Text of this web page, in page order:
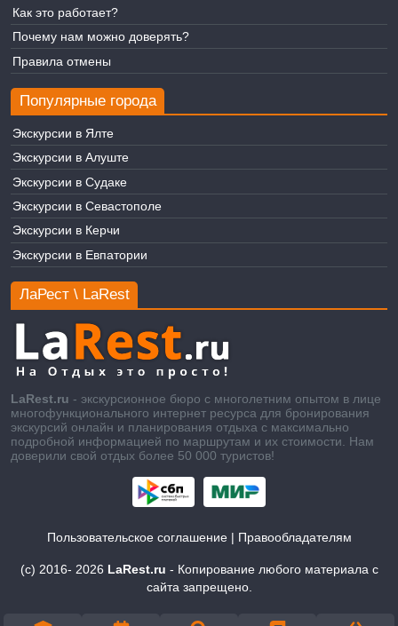
Как это работает?
Почему нам можно доверять?
Правила отмены
Популярные города
Экскурсии в Ялте
Экскурсии в Алуште
Экскурсии в Судаке
Экскурсии в Севастополе
Экскурсии в Керчи
Экскурсии в Евпатории
ЛаРест \ LaRest
LaRest.ru - экскурсионное бюро с многолетним опытом в лице
многофункционального интернет ресурса для бронирования
экскурсий онлайн и планирования отдыха с максимально
подробной информацией по маршрутам и их стоимости. Нам
доверили свой отдых более 50 000 туристов!
(c) 2016- 2026 LaRest.ru - Копирование любого материала с
сайта запрещено.
Пользовательское соглашение| Правообладателям